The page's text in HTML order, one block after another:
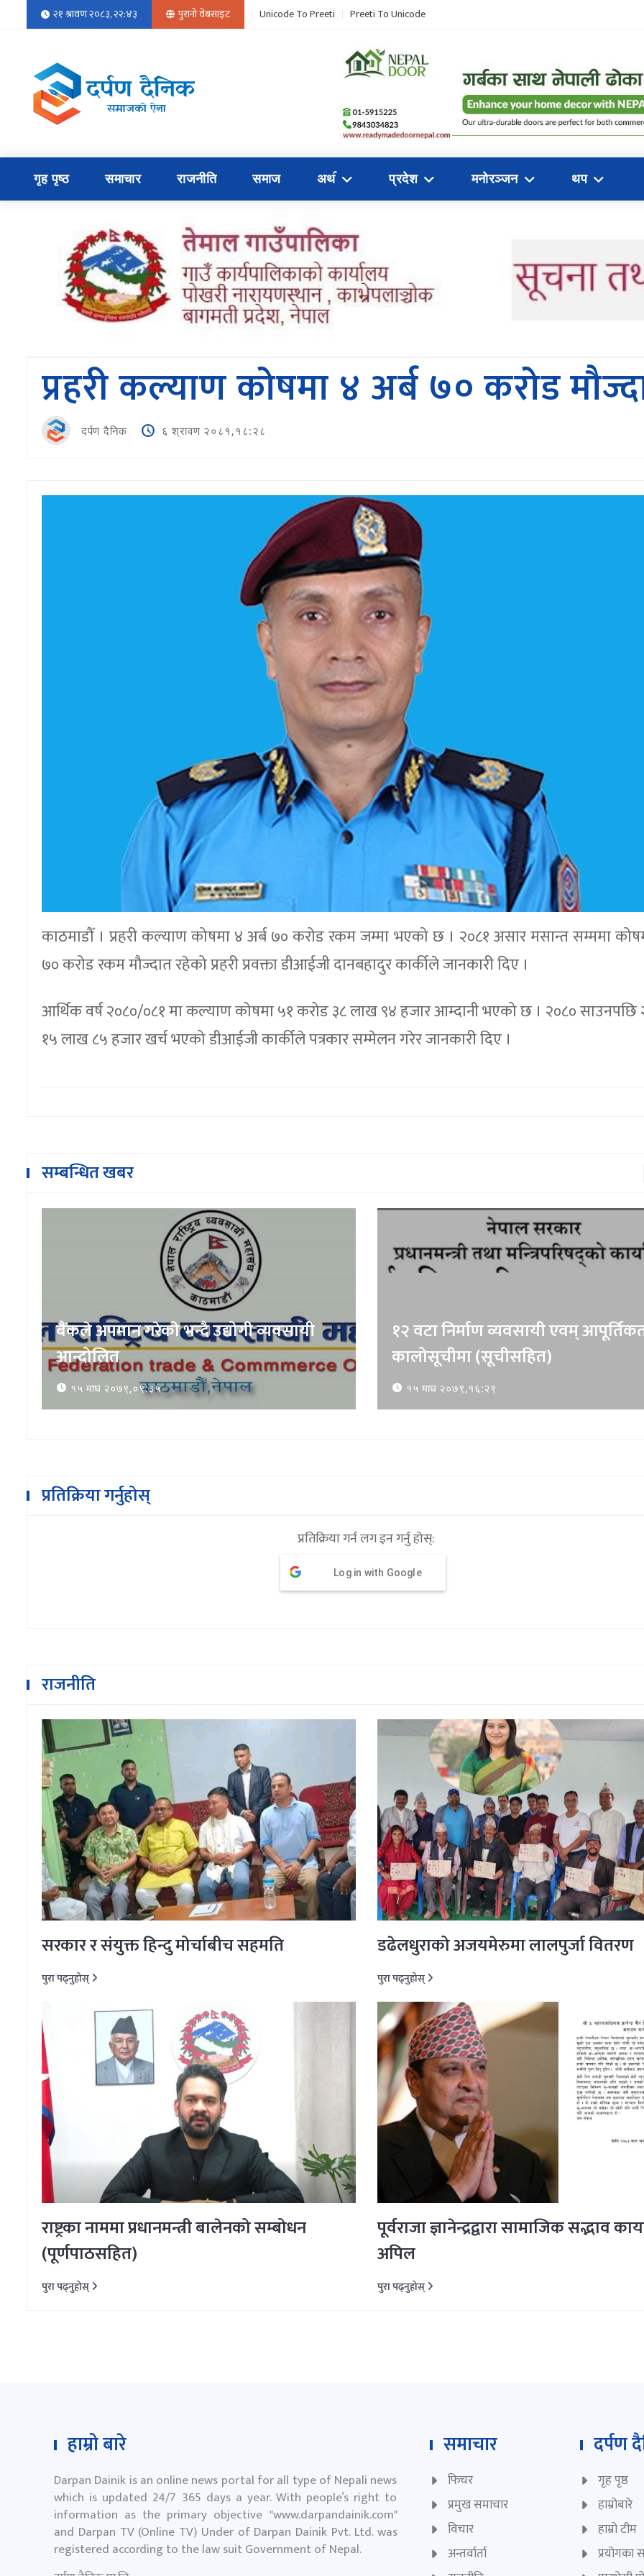
२१ श्रावण २०८३, २२:४३ पुरानो वेबसाइट Unicode To Preeti Preeti To Unicode
गृह पृष्ठ समाचार राजनीति समाज अथ॔ प्रदेश मनोरञ्जन थप
प्रहरी कल्याण कोषमा ४ अर्ब ७० करोड
दर्पण दैनिक ६ श्रावण २०८१,१८:२८
काठमाडौँ । प्रहरी कल्याण कोषमा ४ अर्ब ७० करोड रकम जम्मा भएको छ । २०८१ असार मसान्त सम्ममा
७० करोड रकम मौज्दात रहेको प्रहरी प्रवक्ता डीआईजी दानबहादुर कार्कीले जानकारी दिए ।
आर्थिक वर्ष २०८०/०८१ मा कल्याण कोषमा ५१ करोड ३८ लाख ९४ हजार आम्दानी भएको छ । २०८० साउनपछि
१५ लाख ८५ हजार खर्च भएको डीआईजी कार्कीले पत्रकार सम्मेलन गरेर जानकारी दिए ।
सम्बन्धित खबर
बैंकले अपमान गरेको भन्दै उद्योगी व्यवसायी
आन्दोलित
१५ माघ २०७९,०९:३५
१२ वटा निर्माण व्यवसायी एवम्
कालोसूचीमा (सूचीसहित)
१५ माघ २०७९,१६:२९
प्रतिक्रिया गर्नुहोस्
प्रतिक्रिया गर्न लग इन गर्नु होस्:
Log in with Google
राजनीति
सरकार र संयुक्त हिन्दु मोर्चाबीच सहमति
पुरा पढ्नुहोस्
डढेलधुराको अजयमेरुमा लालपुर्जा वितरण
पुरा पढ्नुहोस्
राष्ट्रका नाममा प्रधानमन्त्री बालेनको सम्बोधन
(पूर्णपाठसहित)
पुरा पढ्नुहोस्
पूर्वराजा ज्ञानेन्द्रद्वारा सामाजिक सद्भाव
अपिल
पुरा पढ्नुहोस्
हाम्रो बारे
Darpan Dainik is an online news portal for all type of Nepali news
which is updated 24/7 365 days a year. With people’s right to
information as the primary objective "www.darpandainik.com"
and Darpan TV (Online TV) Under of Darpan Dainik Pvt. Ltd. was
registered according to the law suit Government of Nepal.
समाचार
फिचर
प्रमुख समाचार
विचार
अन्तर्वार्ता
दर्पण
गृह पृष्ठ
हाम्रोबारे
हाम्रो टीम
प्रयोगका